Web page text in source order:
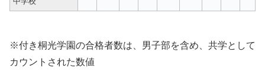
※付き桐光学園の合格者数は、男子部を含め、共学として
カウントされた数値